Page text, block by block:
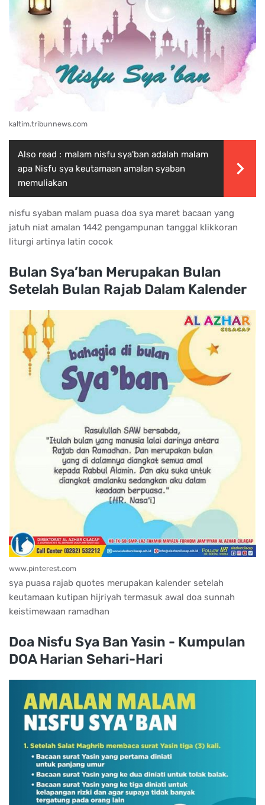
kaltim.tribunnews.com
Also read : malam nisfu sya'ban adalah malam
apa Nisfu sya keutamaan amalan syaban
memuliakan
nisfu syaban malam puasa doa sya maret bacaan yang
jatuh niat amalan 1442 pengampunan tanggal klikkoran
liturgi artinya latin cocok
Bulan Sya’ban Merupakan Bulan
Setelah Bulan Rajab Dalam Kalender
www.pinterest.com
sya puasa rajab quotes merupakan kalender setelah
keutamaan kutipan hijriyah termasuk awal doa sunnah
keistimewaan ramadhan
Doa Nisfu Sya Ban Yasin - Kumpulan
DOA Harian Sehari-Hari